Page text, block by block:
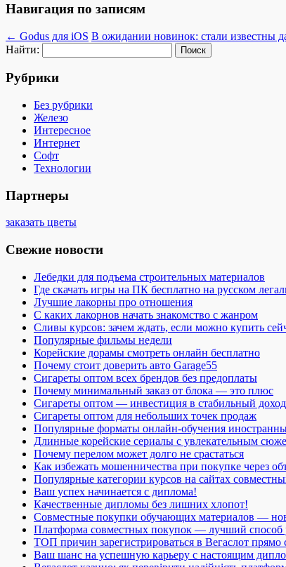
Навигация по записям
← Godus для iOS В ожидании новинок: стали известны
Найти:
Рубрики
Без рубрики
Железо
Интересное
Интернет
Софт
Технологии
Партнеры
заказать цветы
Свежие новости
Лебедки для подъема строительных материалов
Где скачать игры на ПК бесплатно на русском
Лучшие лакорны про отношения
С каких лакорнов начать знакомство с жанром
Сливы курсов: зачем ждать, если можно купить
Популярные фильмы недели
Корейские дорамы смотреть онлайн бесплатно
Почему стоит доверить авто Garage55
Сигареты оптом всех брендов без предоплаты
Почему минимальный заказ от блока — это плюс
Сигареты оптом — инвестиция в стабильный доход
Сигареты оптом для небольших точек продаж
Популярные форматы онлайн-обучения
Длинные корейские сериалы с увлекательным
Почему перелом может долго не срастаться
Как избежать мошенничества при покупке через
Популярные категории курсов на сайтах
Ваш успех начинается с диплома!
Качественные дипломы без лишних хлопот!
Совместные покупки обучающих материалов —
Платформа совместных покупок — лучший способ
ТОП причин зарегистрироваться в Вегаслот прямо
Ваш шанс на успешную карьеру с настоящим